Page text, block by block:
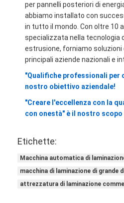
per pannelli posteriori di
abbiamo installato con
in tutto il mondo. Con oltre 10
specializzata nella tecnologia
estrusione, forniamo soluzioni
principali aziende nazionali e
"Qualifiche professionali per
nostro obiettivo aziendale!
"Creare l'eccellenza con la
con onestà" è il nostro scopo
Etichette:
Macchina automatica di
macchina di laminazione di grande
attrezzatura di laminazione